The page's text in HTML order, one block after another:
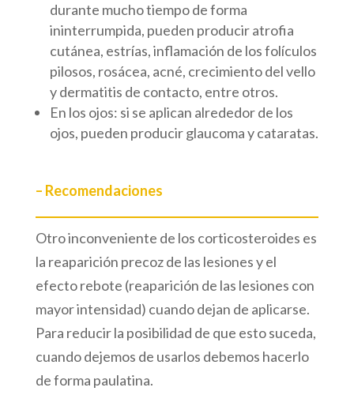
durante mucho tiempo de forma
ininterrumpida, pueden producir atrofia
cutánea, estrías, inflamación de los folículos
pilosos, rosácea, acné, crecimiento del vello
y dermatitis de contacto, entre otros.
En los ojos: si se aplican alrededor de los
ojos, pueden producir glaucoma y cataratas.
– Recomendaciones
Otro inconveniente de los corticosteroides es
la reaparición precoz de las lesiones y el
efecto rebote (reaparición de las lesiones con
mayor intensidad) cuando dejan de aplicarse.
Para reducir la posibilidad de que esto suceda,
cuando dejemos de usarlos debemos hacerlo
de forma paulatina.